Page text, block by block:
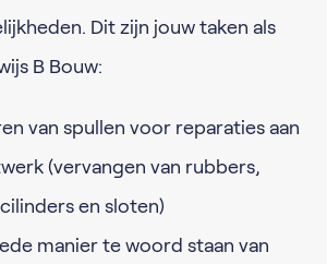
Dit zijn jouw taken als
B Bouw:
van spullen voor reparaties aan
(vervangen van rubbers,
en sloten)
manier te woord staan van